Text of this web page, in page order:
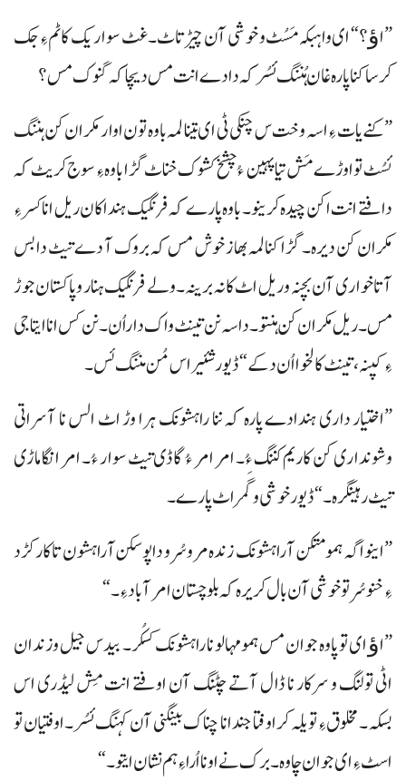
”اﺅ؟“ ای وا ہبکہ مَسُٹ و خوشی آن چیڑتاٹ۔ غٹ سواریک کاٹم ءِ جک
کرسا کنا پارہ غان ہُننگ ئسُر کہ دادے انت مس دیچا کہ گنوک مس؟
”کنے یات ءِ اسہ وخت س چنکی ٹی ای تینا لمہ باوہ تون اوار مکران کن ہننگ
ئسُٹ تو اوڑے مَش تیا پہین ءُ چشخ کشوک خناٹ گڑا باوہ ءِ سوج کریٹ کہ
دافتے انت اکن چیدہ کرینو۔ باوہ پارے کہ فرنگیک ہنداکان ریل انا کسر ءِ
مکران کن دیرہ۔ گڑا کنا لمہ بھاز خوش مس کہ بروک آ دے تیٹ دا بس
آتا خواری آن بچنہ و ریل اٹ کانہ برینہ۔ ولے فرنگیک ہنار وپاکستان جوڑ
مس۔ ریل مکران کن ہنتو۔ داسہ نن تینٹ واک داراُن۔ نن کس انا ایتاجی
ءِ کپنہ، تینٹ کالخوا اُن دکے“ ڈیور شئیر اس مُن مننگ ئس۔
”اختیار داری ہندادے پارہ کہ ننا راہشونک ہرا وڑ اٹ الس نا آسراتی
وشونداری کن کاریم کننگ ءُ۔ امر امر ءُ گاڈی تیٹ سوار ءُ۔ امر انگا ماڑی
تیٹ رہینگرہ۔“ ڈیور خوشی وگَمر اٹ پارے۔
”اینو اگہ ہمو متکن آ راہشونک زندہ مروسُر و دا پوسکن آ راہشون تا کارکڑد
ءِ خنوسُر تو خوشی آن بال کریرہ کہ بلوچستان امر آباد ءِ۔“
”اﺅ ای تو پاوہ جوان مس ہمو مہالو نا راہشونک کسکُر۔ بیدس جیل وزندان
اٹی تولنگ و سرکار نا ڈال آتے چٹنگ آن اوفتے انت مِش لیڈری اس
بسکہ۔ مخلوق ءِ تو یلہ کر اوفتا جند انا چناک بینگنی آن کہنگ ئسُر۔ اوفتیان تو
اسٹ ءِ ای جوان چاوہ۔ برک نے اونا اُراءِ ہم نشان ایتو۔“